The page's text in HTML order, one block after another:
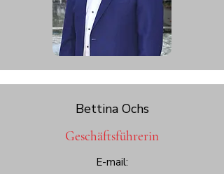
Bettina Ochs
Geschäftsführerin
E-mail: